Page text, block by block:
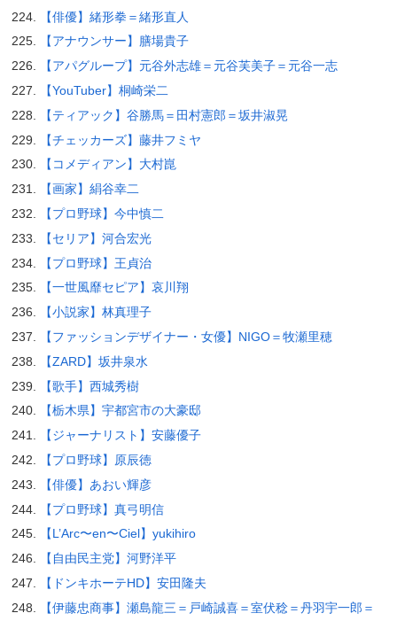
【俳優】緒形拳＝緒形直人
【アナウンサー】膳場貴子
【アパグループ】元谷外志雄＝元谷芙美子＝元谷一志
【YouTuber】桐崎栄二
【ティアック】谷勝馬＝田村憲郎＝坂井淑晃
【チェッカーズ】藤井フミヤ
【コメディアン】大村崑
【画家】絹谷幸二
【プロ野球】今中慎二
【セリア】河合宏光
【プロ野球】王貞治
【一世風靡セピア】哀川翔
【小説家】林真理子
【ファッションデザイナー・女優】NIGO＝牧瀬里穂
【ZARD】坂井泉水
【歌手】西城秀樹
【栃木県】宇都宮市の大豪邸
【ジャーナリスト】安藤優子
【プロ野球】原辰徳
【俳優】あおい輝彦
【プロ野球】真弓明信
【L’Arc〜en〜Ciel】yukihiro
【自由民主党】河野洋平
【ドンキホーテHD】安田隆夫
【伊藤忠商事】瀬島龍三＝戸崎誠喜＝室伏稔＝丹羽宇一郎＝